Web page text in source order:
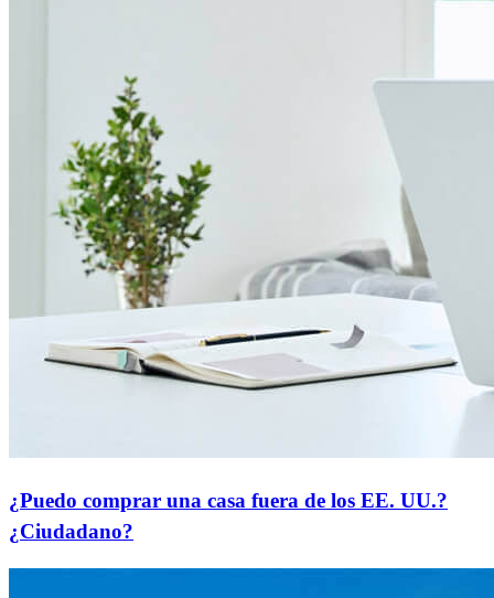
¿Puedo comprar una casa fuera de los EE. UU.?
¿Ciudadano?